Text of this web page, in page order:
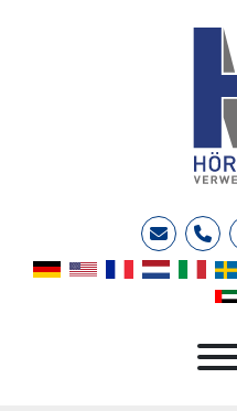
E-Mail